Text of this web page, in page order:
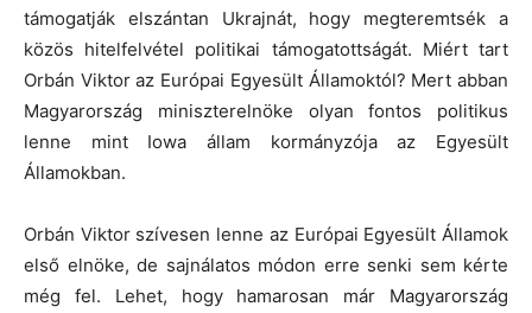
támogatják elszántan Ukrajnát, hogy megteremtsék a
közös hitelfelvétel politikai támogatottságát. Miért tart
Orbán Viktor az Európai Egyesült Államoktól? Mert abban
Magyarország miniszterelnöke olyan fontos politikus
lenne mint Iowa állam kormányzója az Egyesült
Államokban.
Orbán Viktor szívesen lenne az Európai Egyesült Államok
első elnöke, de sajnálatos módon erre senki sem kérte
még fel. Lehet, hogy hamarosan már Magyarország